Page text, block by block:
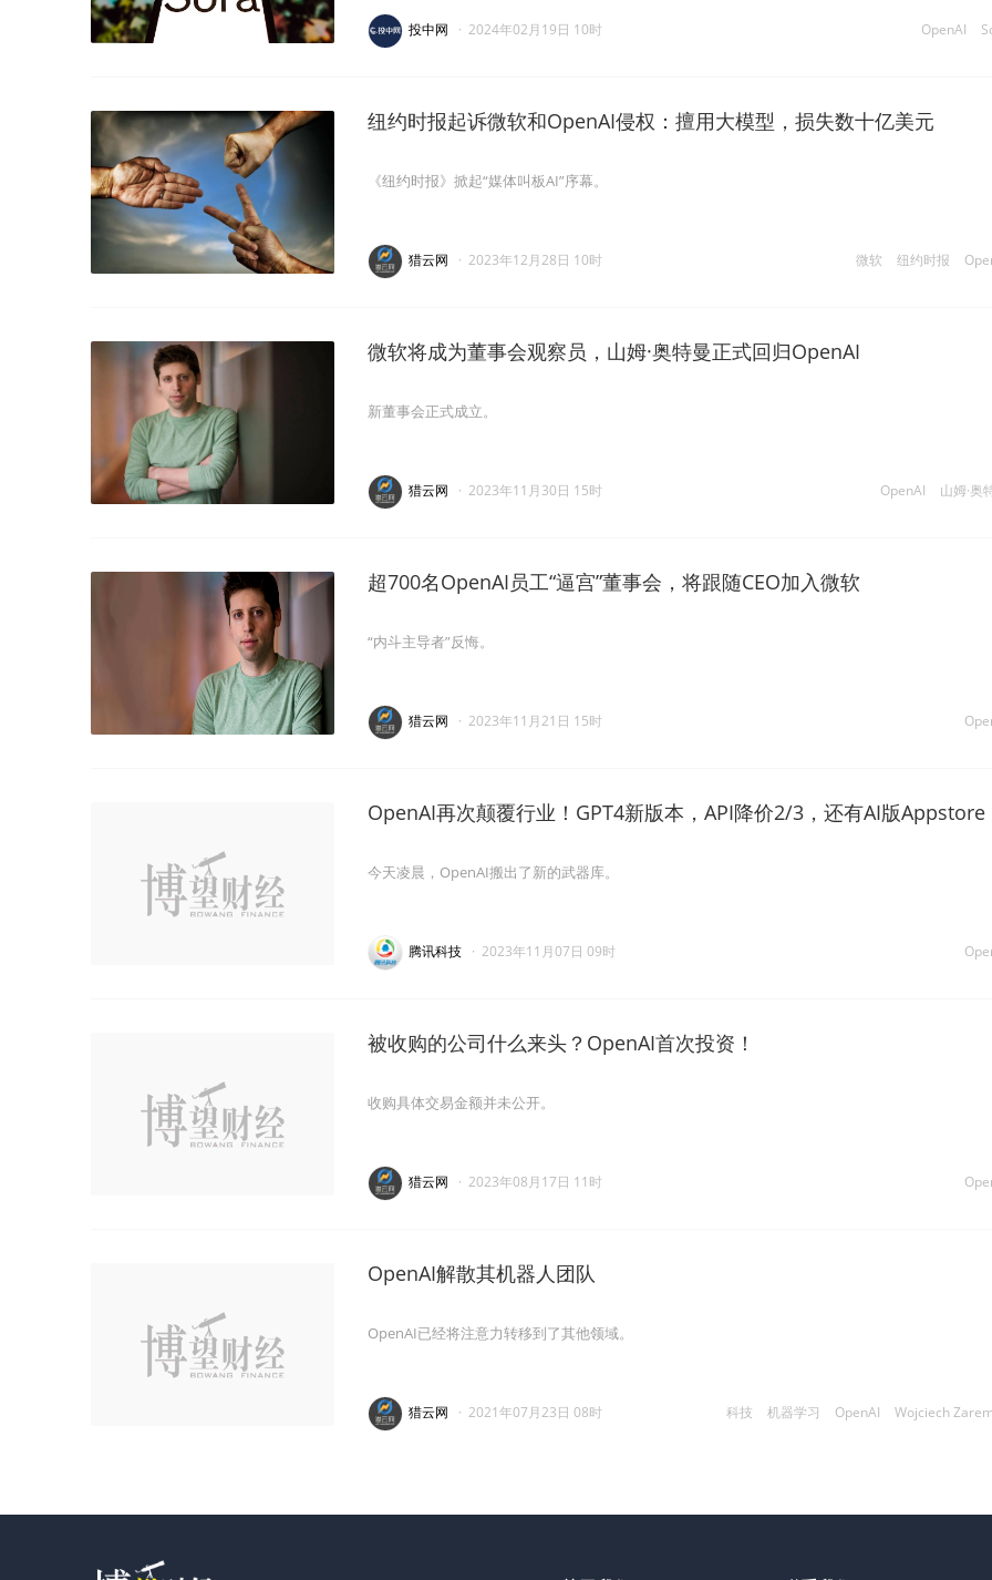
OpenAI
投中网 · 2024年02月19日 10时
纽约时报起诉微软和OpenAI侵权：擅用大模型，损失数十亿美元
《纽约时报》掀起“媒体叫板AI”序幕。
微软 纽约时报
猎云网 · 2023年12月28日 10时
微软将成为董事会观察员，山姆·奥特曼正式回归OpenAI
新董事会正式成立。
OpenAI 山姆·奥
猎云网 · 2023年11月30日 15时
超700名OpenAI员工“逼宫”董事会，将跟随CEO加入微软
“内斗主导者”反悔。
猎云网 · 2023年11月21日 15时
OpenAI再次颠覆行业！GPT4新版本，API降价2/3，还有AI版Appstore
今天凌晨，OpenAI搬出了新的武器库。
腾讯科技 · 2023年11月07日 09时
被收购的公司什么来头？OpenAI首次投资！
收购具体交易金额并未公开。
猎云网 · 2023年08月17日 11时
OpenAI解散其机器人团队
OpenAI已经将注意力转移到了其他领域。
科技 机器学习 OpenAI Wojciech
猎云网 · 2021年07月23日 08时